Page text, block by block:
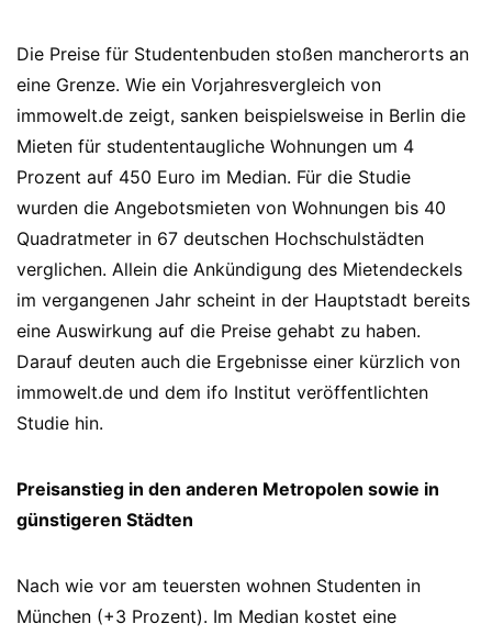
Die Preise für Studentenbuden stoßen mancherorts an
eine Grenze. Wie ein Vorjahresvergleich von
immowelt.de zeigt, sanken beispielsweise in Berlin die
Mieten für studententaugliche Wohnungen um 4
Prozent auf 450 Euro im Median. Für die Studie
wurden die Angebotsmieten von Wohnungen bis 40
Quadratmeter in 67 deutschen Hochschulstädten
verglichen. Allein die Ankündigung des Mietendeckels
im vergangenen Jahr scheint in der Hauptstadt bereits
eine Auswirkung auf die Preise gehabt zu haben.
Darauf deuten auch die Ergebnisse einer kürzlich von
immowelt.de und dem ifo Institut veröffentlichten
Studie hin.
Preisanstieg in den anderen Metropolen sowie in
günstigeren Städten
Nach wie vor am teuersten wohnen Studenten in
München (+3 Prozent). Im Median kostet eine